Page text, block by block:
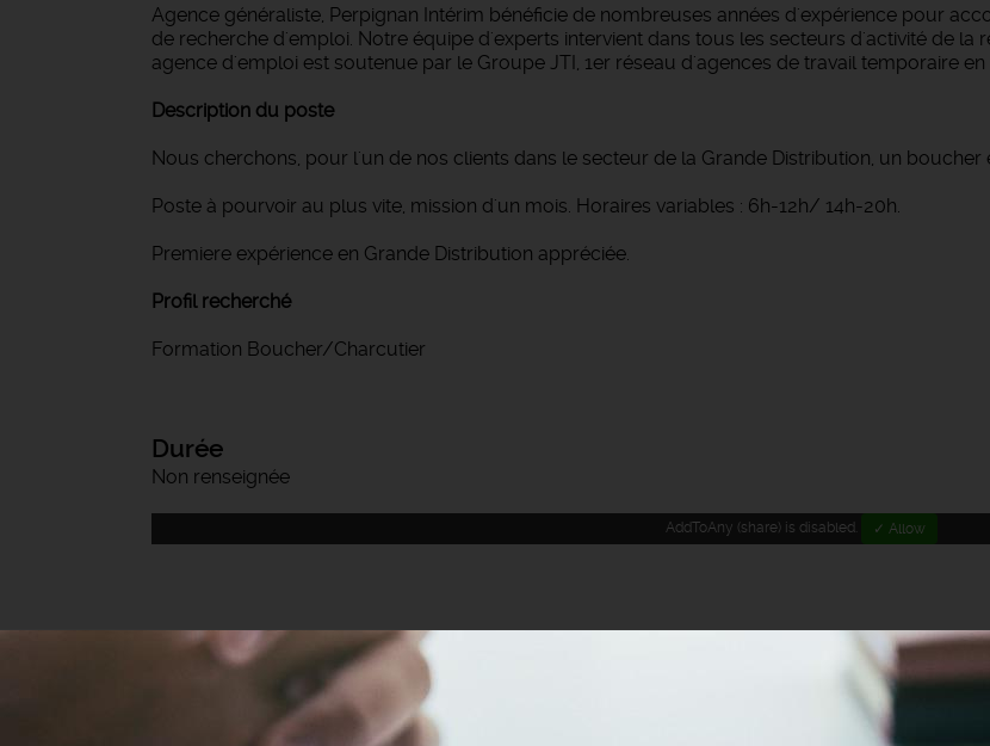
Agence généraliste, Perpignan Intérim bénéficie de nombreuses années d'expérience pour
de recherche d'emploi. Notre équipe d'experts intervient dans tous les secteurs d'activité de
agence d'emploi est soutenue par le Groupe JTI, 1er réseau d'agences de travail temporaire
Description du poste
Nous cherchons, pour l'un de nos clients dans le secteur de la Grande Distribution, un boucher
Poste à pourvoir au plus vite, mission d'un mois. Horaires variables : 6h-12h/ 14h-20h.
Premiere expérience en Grande Distribution appréciée.
Profil recherché
Formation Boucher/Charcutier
Durée
Non renseignée
AddToAny (share) is disabled. ✓ Allow